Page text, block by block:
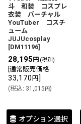
斗 和装 コスプレ
衣装 バーチャル
YouTuber コスチ
ューム
JUJUcosplay
[DM11196]
28,195 円 (税別)
通常販売価格:
33,170 円]
(税込: 31,015円)
オプション選択